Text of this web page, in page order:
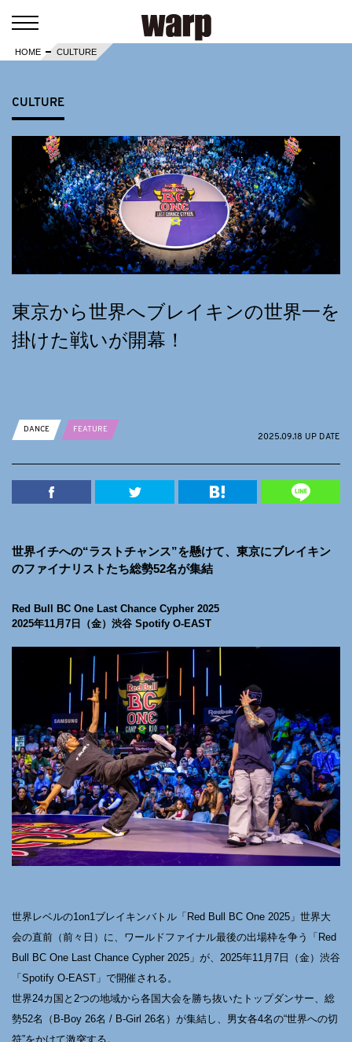
HOME CULTURE
CULTURE
東京から世界へブレイキンの世界一を
掛けた戦いが開幕！
DANCE
FEATURE
2025.09.18 UP DATE
世界イチへの“ラストチャンス”を懸けて、東京にブレイキン
のファイナリストたち総勢52名が集結
Red Bull BC One Last Chance Cypher 2025
2025年11月7日（金）渋谷 Spotify O-EAST
世界レベルの1on1ブレイキンバトル「Red Bull BC One 2025」世界大
会の直前（前々日）に、ワールドファイナル最後の出場枠を争う「Red
Bull BC One Last Chance Cypher 2025」が、2025年11月7日（金）渋谷
「Spotify O-EAST」で開催される。
世界24カ国と2つの地域から各国大会を勝ち抜いたトップダンサー、総
勢52名（B-Boy 26名 / B-Girl 26名）が集結し、男女各4名の“世界への切
符”をかけて激突する。